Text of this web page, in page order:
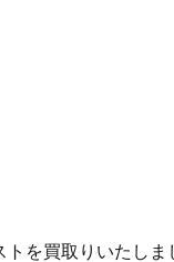
を買取りいたしま